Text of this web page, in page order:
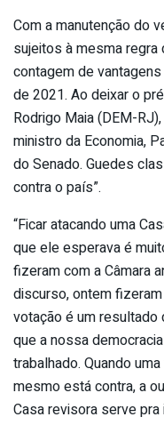
Com a manutenção do
sujeitos à mesma
contagem de
de 2021. Ao deixar o
Rodrigo Maia (DEM-
ministro da Economia,
do Senado. Guedes
contra o país”.
“Ficar atacando uma
que ele esperava é
fizeram com a Câmara
discurso, ontem
votação é um resultado
que a nossa
trabalhado. Quando
mesmo está contra, a
Casa revisora serve